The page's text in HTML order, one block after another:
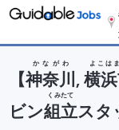
【神奈川
かながわ
,横
よこは
ビン組立
くみたて
スタ